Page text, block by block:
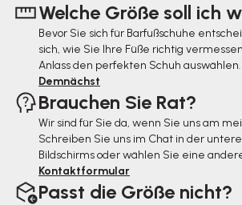
Welche Größe soll ich
Bevor Sie sich für Barfußschuhe
sich, wie Sie Ihre Füße richtig
Anlass den perfekten Schuh auswählen.
Demnächst
Brauchen Sie Rat?
Wir sind für Sie da, wenn Sie uns am
Schreiben Sie uns im Chat in der
Bildschirms oder wählen Sie eine
Kontaktformular
Passt die Größe nicht?